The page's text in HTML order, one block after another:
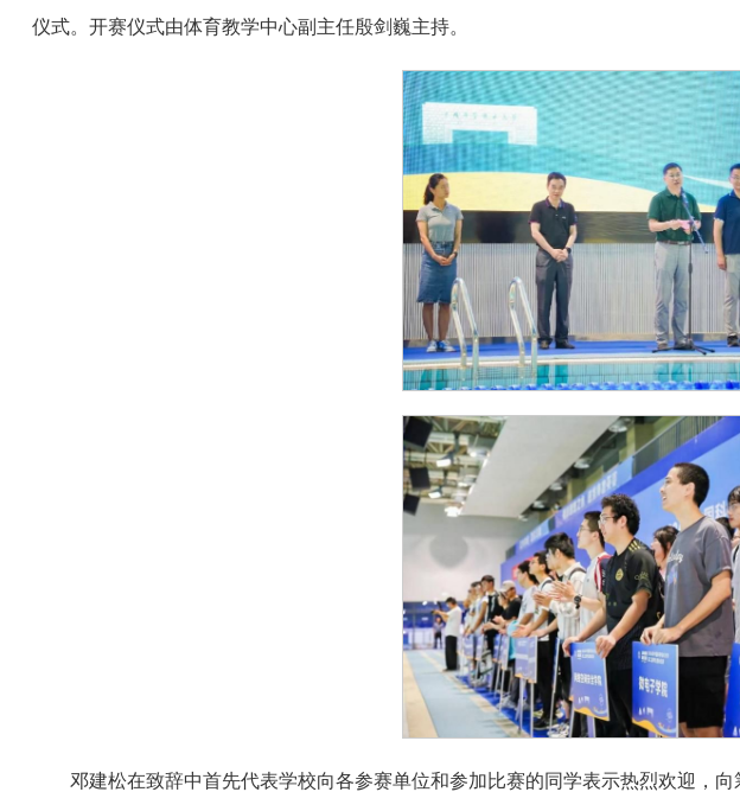
仪式。开赛仪式由体育教学中心副主任殷剑巍主持。
邓建松在致辞中首先代表学校向各参赛单位和参加比赛的同学表示热烈欢迎，